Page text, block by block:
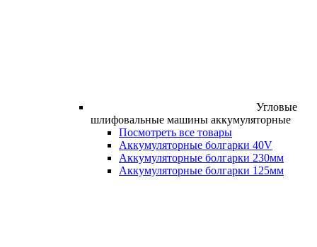
Угловые
шлифовальные машины аккумуляторные
Посмотреть все товары
Аккумуляторные болгарки 40V
Аккумуляторные болгарки 230мм
Аккумуляторные болгарки 125мм